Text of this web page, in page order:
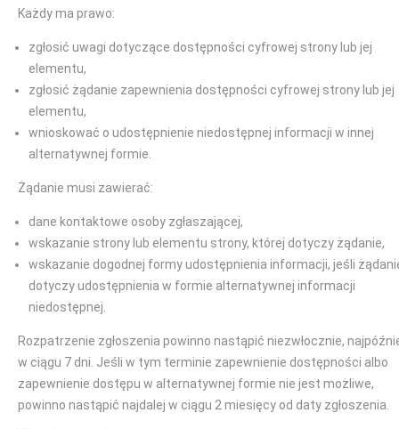
Każdy ma prawo:
zgłosić uwagi dotyczące dostępności cyfrowej strony lub jej
elementu,
zgłosić żądanie zapewnienia dostępności cyfrowej strony lub jej
elementu,
wnioskować o udostępnienie niedostępnej informacji w innej
alternatywnej formie.
Żądanie musi zawierać:
dane kontaktowe osoby zgłaszającej,
wskazanie strony lub elementu strony, której dotyczy żądanie,
wskazanie dogodnej formy udostępnienia informacji, jeśli
dotyczy udostępnienia w formie alternatywnej informacji
niedostępnej.
Rozpatrzenie zgłoszenia powinno nastąpić niezwłocznie,
w ciągu 7 dni. Jeśli w tym terminie zapewnienie dostępności albo
zapewnienie dostępu w alternatywnej formie nie jest możliwe,
powinno nastąpić najdalej w ciągu 2 miesięcy od daty zgłoszenia.